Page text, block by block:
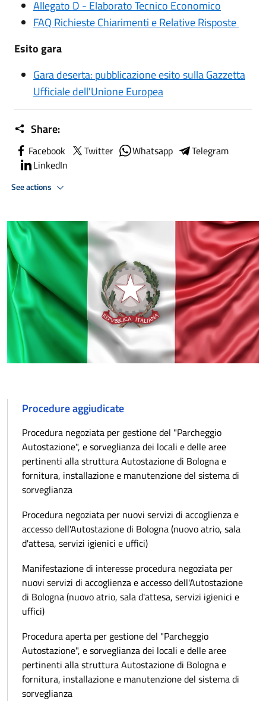
Allegato D - Elaborato Tecnico Economico
FAQ Richieste Chiarimenti e Relative Risposte
Esito gara
Gara deserta: pubblicazione esito sulla Gazzetta
Ufficiale dell'Unione Europea
Share:
Facebook Twitter Whatsapp
Telegram
LinkedIn
See actions
Procedure aggiudicate
Procedura negoziata per gestione del "Parcheggio
Autostazione", e sorveglianza dei locali e delle aree
pertinenti alla struttura Autostazione di Bologna e
fornitura, installazione e manutenzione del sistema di
sorveglianza
Procedura negoziata per nuovi servizi di accoglienza e
accesso dell'Autostazione di Bologna (nuovo atrio, sala
d'attesa, servizi igienici e uffici)
Manifestazione di interesse procedura negoziata per
nuovi servizi di accoglienza e accesso dell'Autostazione
di Bologna (nuovo atrio, sala d'attesa, servizi igienici e
uffici)
Procedura aperta per gestione del "Parcheggio
Autostazione", e sorveglianza dei locali e delle aree
pertinenti alla struttura Autostazione di Bologna e
fornitura, installazione e manutenzione del sistema di
sorveglianza